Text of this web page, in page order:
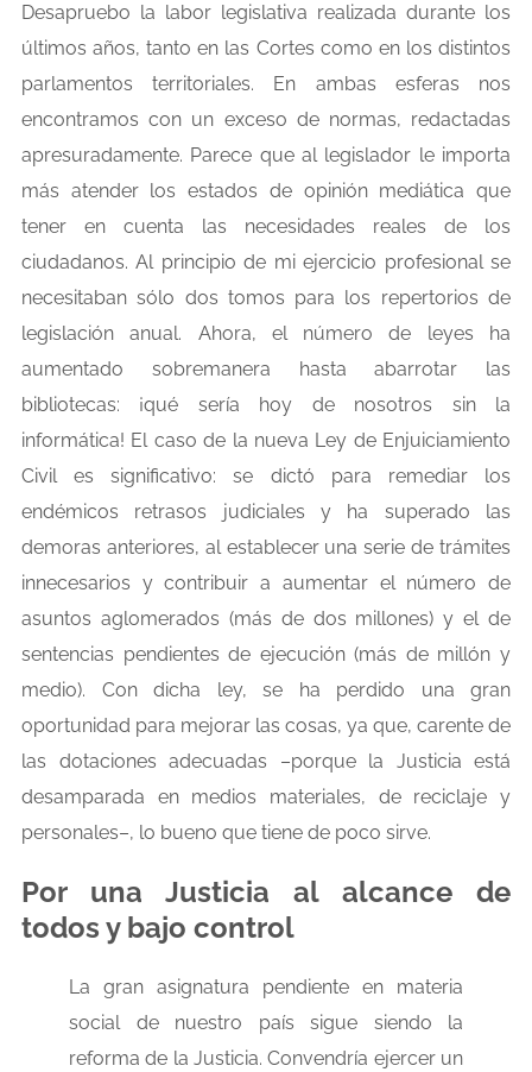
Desapruebo la labor legislativa realizada durante los
últimos años, tanto en las Cortes como en los distintos
parlamentos territoriales. En ambas esferas nos
encontramos con un exceso de normas, redactadas
apresuradamente. Parece que al legislador le importa
más atender los estados de opinión mediática que
tener en cuenta las necesidades reales de los
ciudadanos. Al principio de mi ejercicio profesional se
necesitaban sólo dos tomos para los repertorios de
legislación anual. Ahora, el número de leyes ha
aumentado sobremanera hasta abarrotar las
bibliotecas: ¡qué sería hoy de nosotros sin la
informática! El caso de la nueva Ley de Enjuiciamiento
Civil es significativo: se dictó para remediar los
endémicos retrasos judiciales y ha superado las
demoras anteriores, al establecer una serie de trámites
innecesarios y contribuir a aumentar el número de
asuntos aglomerados (más de dos millones) y el de
sentencias pendientes de ejecución (más de millón y
medio). Con dicha ley, se ha perdido una gran
oportunidad para mejorar las cosas, ya que, carente de
las dotaciones adecuadas –porque la Justicia está
desamparada en medios materiales, de reciclaje y
personales–, lo bueno que tiene de poco sirve.
Por una Justicia al alcance de
todos y bajo control
La gran asignatura pendiente en materia
social de nuestro país sigue siendo la
reforma de la Justicia. Convendría ejercer un